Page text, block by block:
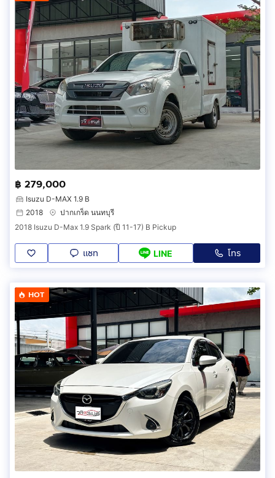
฿ 279,000
Isuzu D-MAX 1.9 B
2018
ปากเกร็ด นนทบุรี
2018 Isuzu D-Max 1.9 Spark (ปี 11-17) B Pickup
แชท LINE โทร
HOT